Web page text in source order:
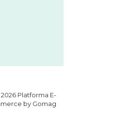
Platforma E-
by Gomag